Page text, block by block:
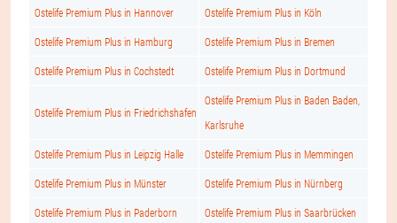
Ostelife Premium Plus in Hannover Ostelife Premium Plus in Köln
Ostelife Premium Plus in Hamburg Ostelife Premium Plus in Bremen
Ostelife Premium Plus in Cochstedt Ostelife Premium Plus in Dortmund
Ostelife Premium Plus in Friedrichshafen
Ostelife Premium Plus in Baden Baden,
Karlsruhe
Ostelife Premium Plus in Leipzig Halle Ostelife Premium Plus in Memmingen
Ostelife Premium Plus in Münster Ostelife Premium Plus in Nürnberg
Ostelife Premium Plus in Paderborn Ostelife Premium Plus in Saarbrücken